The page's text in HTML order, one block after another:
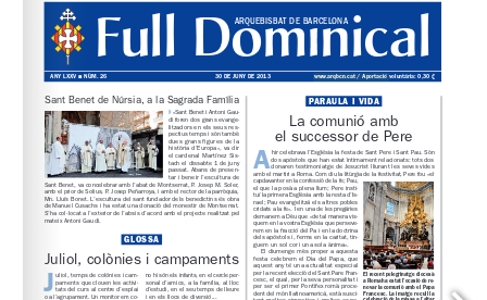
www.arqbcn.cat / Aportació voluntària: 0,30